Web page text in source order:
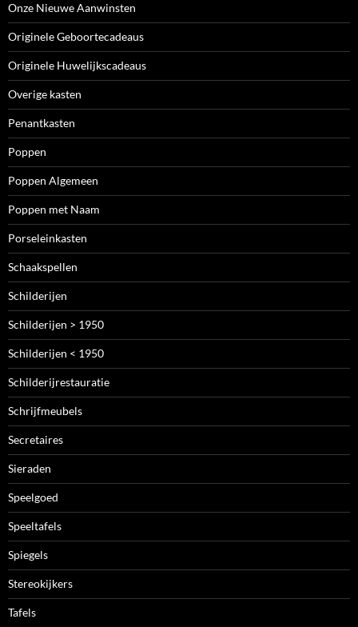
Onze Nieuwe Aanwinsten
Originele Geboortecadeaus
Originele Huwelijkscadeaus
Overige kasten
Penantkasten
Poppen
Poppen Algemeen
Poppen met Naam
Porseleinkasten
Schaakspellen
Schilderijen
Schilderijen > 1950
Schilderijen < 1950
Schilderijrestauratie
Schrijfmeubels
Secretaires
Sieraden
Speelgoed
Speeltafels
Spiegels
Stereokijkers
Tafels